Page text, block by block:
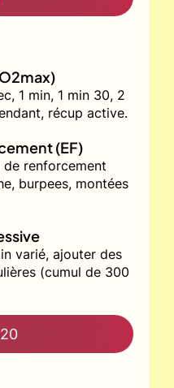
1 min, 1 min 30, 2
récup active.
(EF)
de renforcement
burpees, montées
varié, ajouter des
(cumul de 300